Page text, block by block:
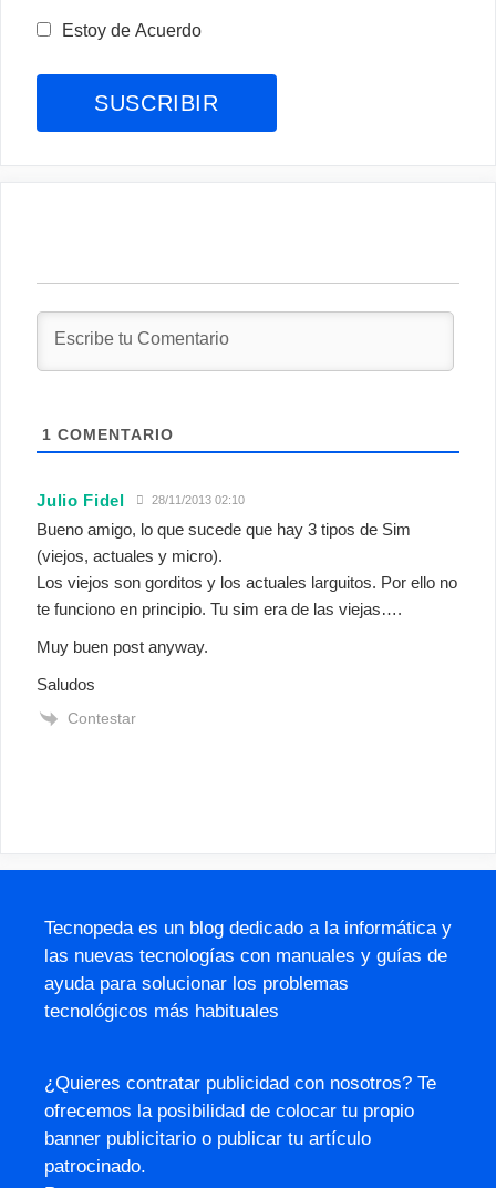
Estoy de Acuerdo
1 COMENTARIO
Julio Fidel 28/11/2013 02:10
Bueno amigo, lo que sucede que hay 3 tipos de Sim
(viejos, actuales y micro).
Los viejos son gorditos y los actuales larguitos. Por ello no
te funciono en principio. Tu sim era de las viejas….
Muy buen post anyway.
Saludos
Contestar
Tecnopeda es un blog dedicado a la informática y
las nuevas tecnologías con manuales y guías de
ayuda para solucionar los problemas
tecnológicos más habituales
¿Quieres contratar publicidad con nosotros? Te
ofrecemos la posibilidad de colocar tu propio
banner publicitario o publicar tu artículo
patrocinado.